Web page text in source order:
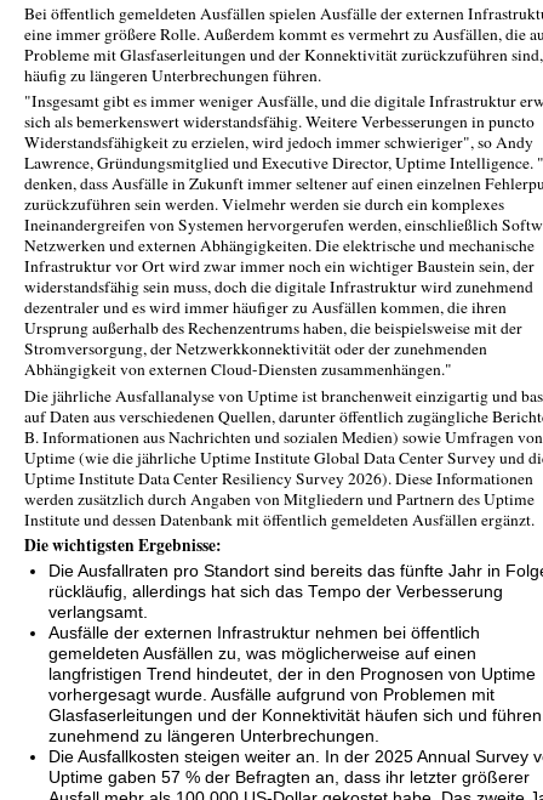
Bei öffentlich gemeldeten Ausfällen spielen Ausfälle der externen
eine immer größere Rolle. Außerdem kommt es vermehrt zu Ausfällen, die
Probleme mit Glasfaserleitungen und der Konnektivität zurückzuführen
häufig zu längeren Unterbrechungen führen.
"Insgesamt gibt es immer weniger Ausfälle, und die digitale Infrastruktur
sich als bemerkenswert widerstandsfähig. Weitere Verbesserungen in puncto
Widerstandsfähigkeit zu erzielen, wird jedoch immer schwieriger", so Andy
Lawrence, Gründungsmitglied und Executive Director, Uptime Intelligence.
denken, dass Ausfälle in Zukunft immer seltener auf einen einzelnen
zurückzuführen sein werden. Vielmehr werden sie durch ein komplexes
Ineinandergreifen von Systemen hervorgerufen werden, einschließlich
Netzwerken und externen Abhängigkeiten. Die elektrische und mechanische
Infrastruktur vor Ort wird zwar immer noch ein wichtiger Baustein sein, der
widerstandsfähig sein muss, doch die digitale Infrastruktur wird zunehmend
dezentraler und es wird immer häufiger zu Ausfällen kommen, die ihren
Ursprung außerhalb des Rechenzentrums haben, die beispielsweise mit der
Stromversorgung, der Netzwerkkonnektivität oder der zunehmenden
Abhängigkeit von externen Cloud-Diensten zusammenhängen."
Die jährliche Ausfallanalyse von Uptime ist branchenweit einzigartig und
auf Daten aus verschiedenen Quellen, darunter öffentlich zugängliche
B. Informationen aus Nachrichten und sozialen Medien) sowie Umfragen von
Uptime (wie die jährliche Uptime Institute Global Data Center Survey und
Uptime Institute Data Center Resiliency Survey 2026). Diese Informationen
werden zusätzlich durch Angaben von Mitgliedern und Partnern des Uptime
Institute und dessen Datenbank mit öffentlich gemeldeten Ausfällen ergänzt.
Die wichtigsten Ergebnisse:
Die Ausfallraten pro Standort sind bereits das fünfte Jahr in
rückläufig, allerdings hat sich das Tempo der Verbesserung
verlangsamt.
Ausfälle der externen Infrastruktur nehmen bei öffentlich
gemeldeten Ausfällen zu, was möglicherweise auf einen
langfristigen Trend hindeutet, der in den Prognosen von Uptime
vorhergesagt wurde. Ausfälle aufgrund von Problemen mit
Glasfaserleitungen und der Konnektivität häufen sich und führen
zunehmend zu längeren Unterbrechungen.
Die Ausfallkosten steigen weiter an. In der 2025 Annual Survey
Uptime gaben 57 % der Befragten an, dass ihr letzter größerer